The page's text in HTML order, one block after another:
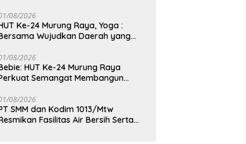
08/2026
Ke-24 Murung Raya, Yoga :
Wujudkan Daerah yang
08/2026
HUT Ke-24 Murung Raya
Semangat Membangun
08/2026
SMM dan Kodim 1013/Mtw
Fasilitas Air Bersih Serta